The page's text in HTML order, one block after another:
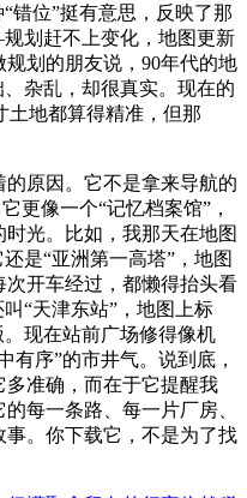
错位”挺有意思，反映了那
划赶不上变化，地图更新
划的朋友说，90年代的地
杂乱，却很真实。现在的
土地都算得精准，但那
原因。它不是拿来导航的
像一个“记忆档案馆”，
光。比如，我那天在地图
是“亚洲第一高塔”，地图
次开车经过，都懒得抬头看
“天津东站”，地图上标
现在站前广场修得像机
有序”的市井气。说到底，
准确，而在于它提醒我
每一条路、每一片厂房、
。你下载它，不是为了找